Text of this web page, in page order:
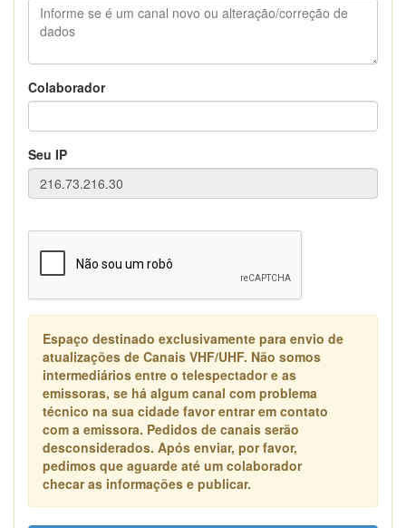
Colaborador
Seu IP
Espaço destinado exclusivamente para envio de
atualizações de Canais VHF/UHF. Não somos
intermediários entre o telespectador e as
emissoras, se há algum canal com problema
técnico na sua cidade favor entrar em contato
com a emissora. Pedidos de canais serão
desconsiderados. Após enviar, por favor,
pedimos que aguarde até um colaborador
checar as informações e publicar.